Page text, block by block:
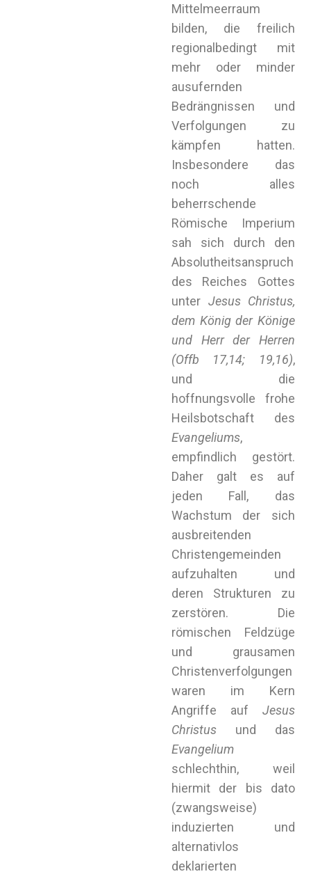
Mittelmeerraum
bilden, die freilich
regionalbedingt mit
mehr oder minder
ausufernden
Bedrängnissen und
Verfolgungen zu
kämpfen hatten.
Insbesondere das
noch alles
beherrschende
Römische Imperium
sah sich durch den
Absolutheitsanspruch
des Reiches Gottes
unter Jesus Christus,
dem König der Könige
und Herr der Herren
(Offb 17,14; 19,16),
und die
hoffnungsvolle frohe
Heilsbotschaft des
Evangeliums,
empfindlich gestört.
Daher galt es auf
jeden Fall, das
Wachstum der sich
ausbreitenden
Christengemeinden
aufzuhalten und
deren Strukturen zu
zerstören. Die
römischen Feldzüge
und grausamen
Christenverfolgungen
waren im Kern
Angriffe auf Jesus
Christus und das
Evangelium
schlechthin, weil
hiermit der bis dato
(zwangsweise)
induzierten und
alternativlos
deklarierten